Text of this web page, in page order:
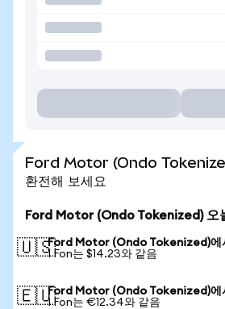
Ford Motor (Ondo
환전해 보세요
Ford Motor (Ondo Tokenized) 오
🇺🇸Ford Motor (Ondo Tokenized)에
1 Fon는 $14.23와 같음
🇪🇺Ford Motor (Ondo Tokenized)에
1 Fon는 €12.34와 같음